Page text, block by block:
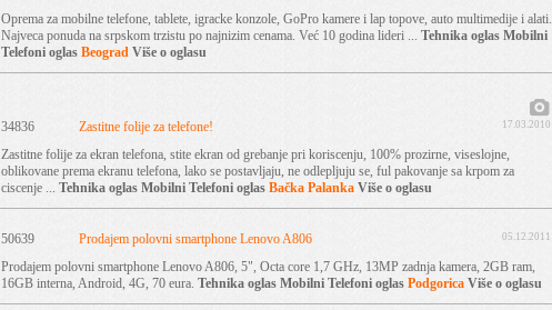
Oprema za mobilne telefone, tablete, igracke konzole, GoPro kamere i lap topove, auto multimedije i alati.
Najveca ponuda na srpskom trzistu po najnizim cenama. Već 10 godina lideri ... Tehnika oglas Mobilni
Telefoni oglas Beograd Više o oglasu
34836 Zastitne folije za telefone! 17.03.2010
Zastitne folije za ekran telefona, stite ekran od grebanje pri koriscenju, 100% prozirne, viseslojne,
oblikovane prema ekranu telefona, lako se postavljaju, ne odlepljuju se, ful pakovanje sa krpom za
ciscenje ... Tehnika oglas Mobilni Telefoni oglas Bačka Palanka Više o oglasu
50639 Prodajem polovni smartphone Lenovo A806 05.12.2011
Prodajem polovni smartphone Lenovo A806, 5", Octa core 1,7 GHz, 13MP zadnja kamera, 2GB ram,
16GB interna, Android, 4G, 70 eura. Tehnika oglas Mobilni Telefoni oglas Podgorica Više o oglasu